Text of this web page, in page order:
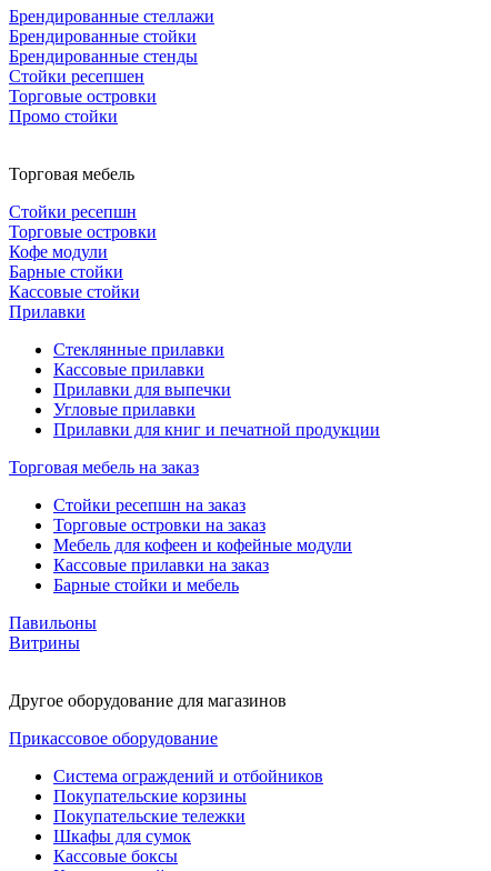
Брендированные стеллажи
Брендированные стойки
Брендированные стенды
Стойки ресепшен
Торговые островки
Промо стойки
Торговая мебель
Стойки ресепшн
Торговые островки
Кофе модули
Барные стойки
Кассовые стойки
Прилавки
Стеклянные прилавки
Кассовые прилавки
Прилавки для выпечки
Угловые прилавки
Прилавки для книг и печатной продукции
Торговая мебель на заказ
Стойки ресепшн на заказ
Торговые островки на заказ
Мебель для кофеен и кофейные модули
Кассовые прилавки на заказ
Барные стойки и мебель
Павильоны
Витрины
Другое оборудование для магазинов
Прикассовое оборудование
Система ограждений и отбойников
Покупательские корзины
Покупательские тележки
Шкафы для сумок
Кассовые боксы